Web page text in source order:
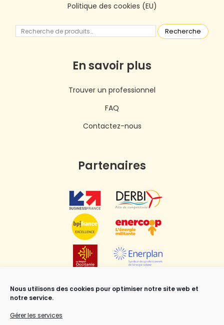
Nous utilisons des cookies pour optimiser notre site web et
notre service.
Gérer les services
Politique des cookies (EU)
Recherche
En savoir plus
Trouver un professionnel
FAQ
Contactez-nous
Partenaires